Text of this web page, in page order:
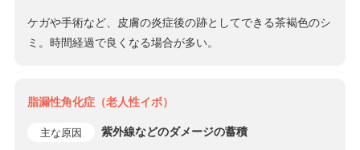
ケガや手術など、皮膚の炎症後の跡としてできる茶褐色のシ
ミ。時間経過で良くなる場合が多い。
脂漏性角化症（老人性イボ）
主な原因 紫外線などのダメージの蓄積